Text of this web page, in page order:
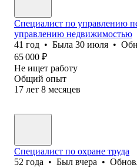
Специалист по управлению
управлению недвижимостью
41 год • Была 30 июля •
65 000 ₽
Не ищет работу
Общий опыт
17 лет 8 месяцев
Специалист по охране труда
52 года • Был вчера •